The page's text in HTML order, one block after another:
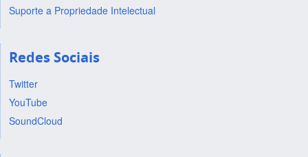
Suporte a Propriedade Intelectual
Redes Sociais
Twitter
YouTube
SoundCloud